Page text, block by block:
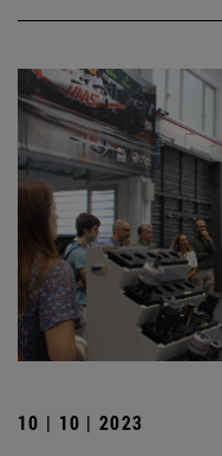
10 | 10 | 2023